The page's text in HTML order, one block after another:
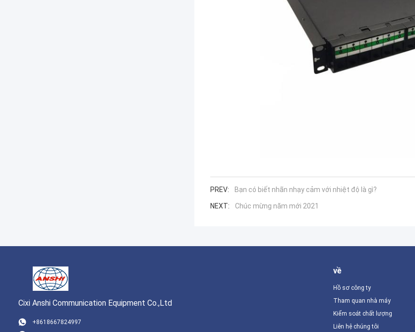
PREV: Bạn có biết nhãn nhạy cảm với nhiệt độ là gì?
NEXT: Chúc mừng năm mới 2021
Cixi Anshi Communication Equipment Co.,Ltd
+8618667824997
về
Hồ sơ công ty
Tham quan nhà máy
Kiểm soát chất lượng
Liên hệ chúng tôi